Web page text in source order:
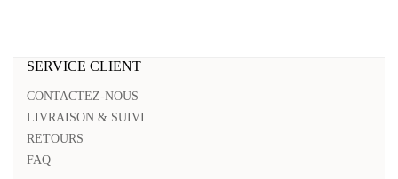
SERVICE CLIENT
CONTACTEZ-NOUS
LIVRAISON & SUIVI
RETOURS
FAQ